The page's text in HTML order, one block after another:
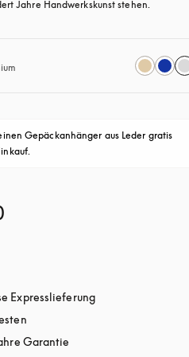
Jahre Handwerkskunst stehen.
Gepäckanhänger aus Leder gratis
Expresslieferungöffnet sich in
Garantie